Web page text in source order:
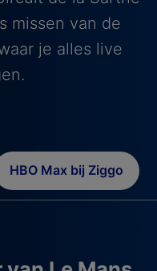
missen van de
je alles live
HBO Max bij Ziggo